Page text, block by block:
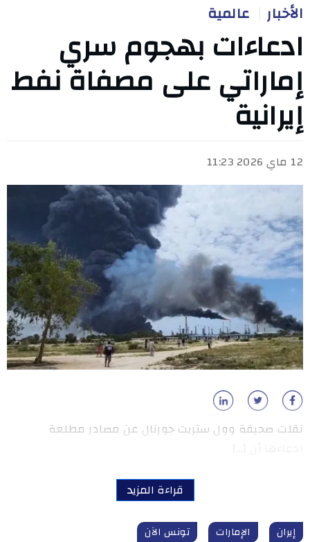
الأخبار عالمية
ادعاءات بهجوم سري
إماراتي على مصفاة نفط
إيرانية
12 ماي 2026 11:23
نقلت صحيفة وول ستريت جورنال عن مصادر مطلعة
قراءة المزيد
إيران الإمارات
تونس الآن